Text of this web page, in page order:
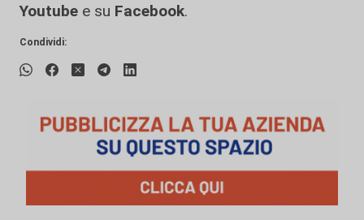
Youtube e su Facebook.
Condividi: